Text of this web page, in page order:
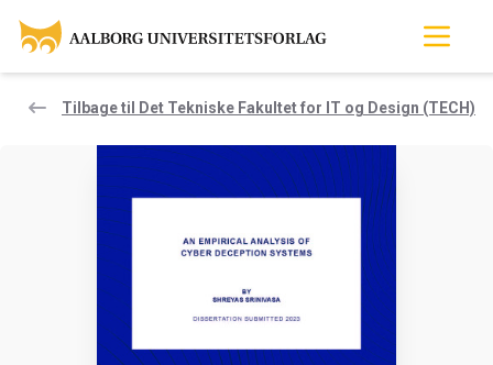
Tilbage til Det Tekniske Fakultet for IT og Design (TECH)